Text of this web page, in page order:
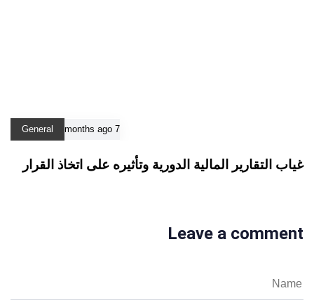
7 months ago
General
غياب التقارير المالية الدورية وتأثيره على اتخاذ القرار
Leave a comment